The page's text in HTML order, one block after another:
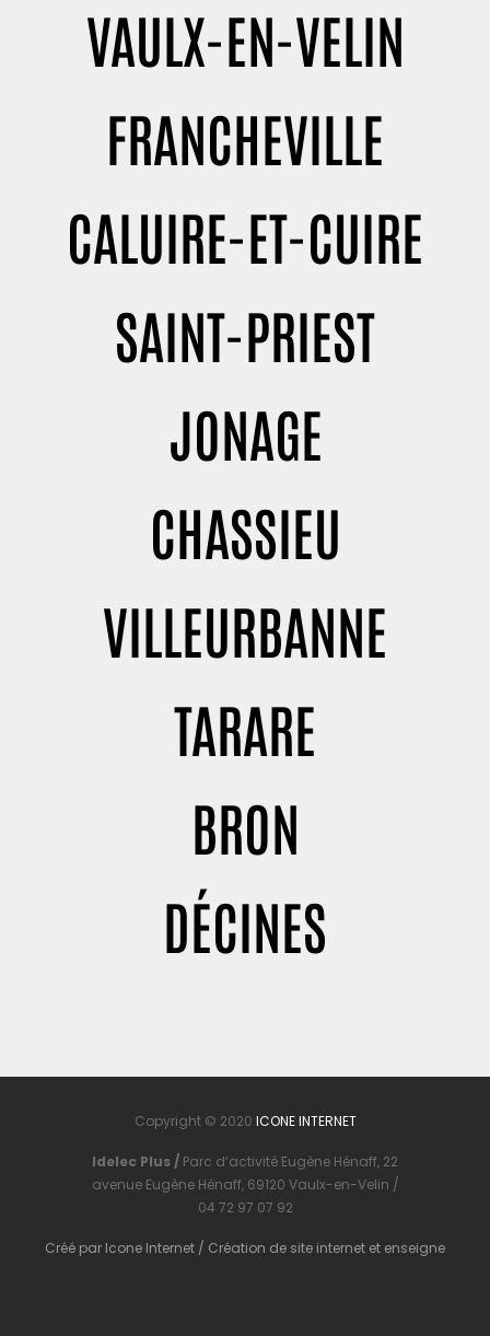
VAULX-EN-VELIN
FRANCHEVILLE
CALUIRE-ET-CUIRE
SAINT-PRIEST
JONAGE
CHASSIEU
VILLEURBANNE
TARARE
BRON
DÉCINES
Copyright © 2020 ICONE INTERNET
Idelec Plus / Parc d’activité Eugène Hénaff, 22
avenue Eugène Hénaff, 69120 Vaulx-en-Velin /
04 72 97 07 92
Créé par Icone Internet / Création de site internet et enseigne